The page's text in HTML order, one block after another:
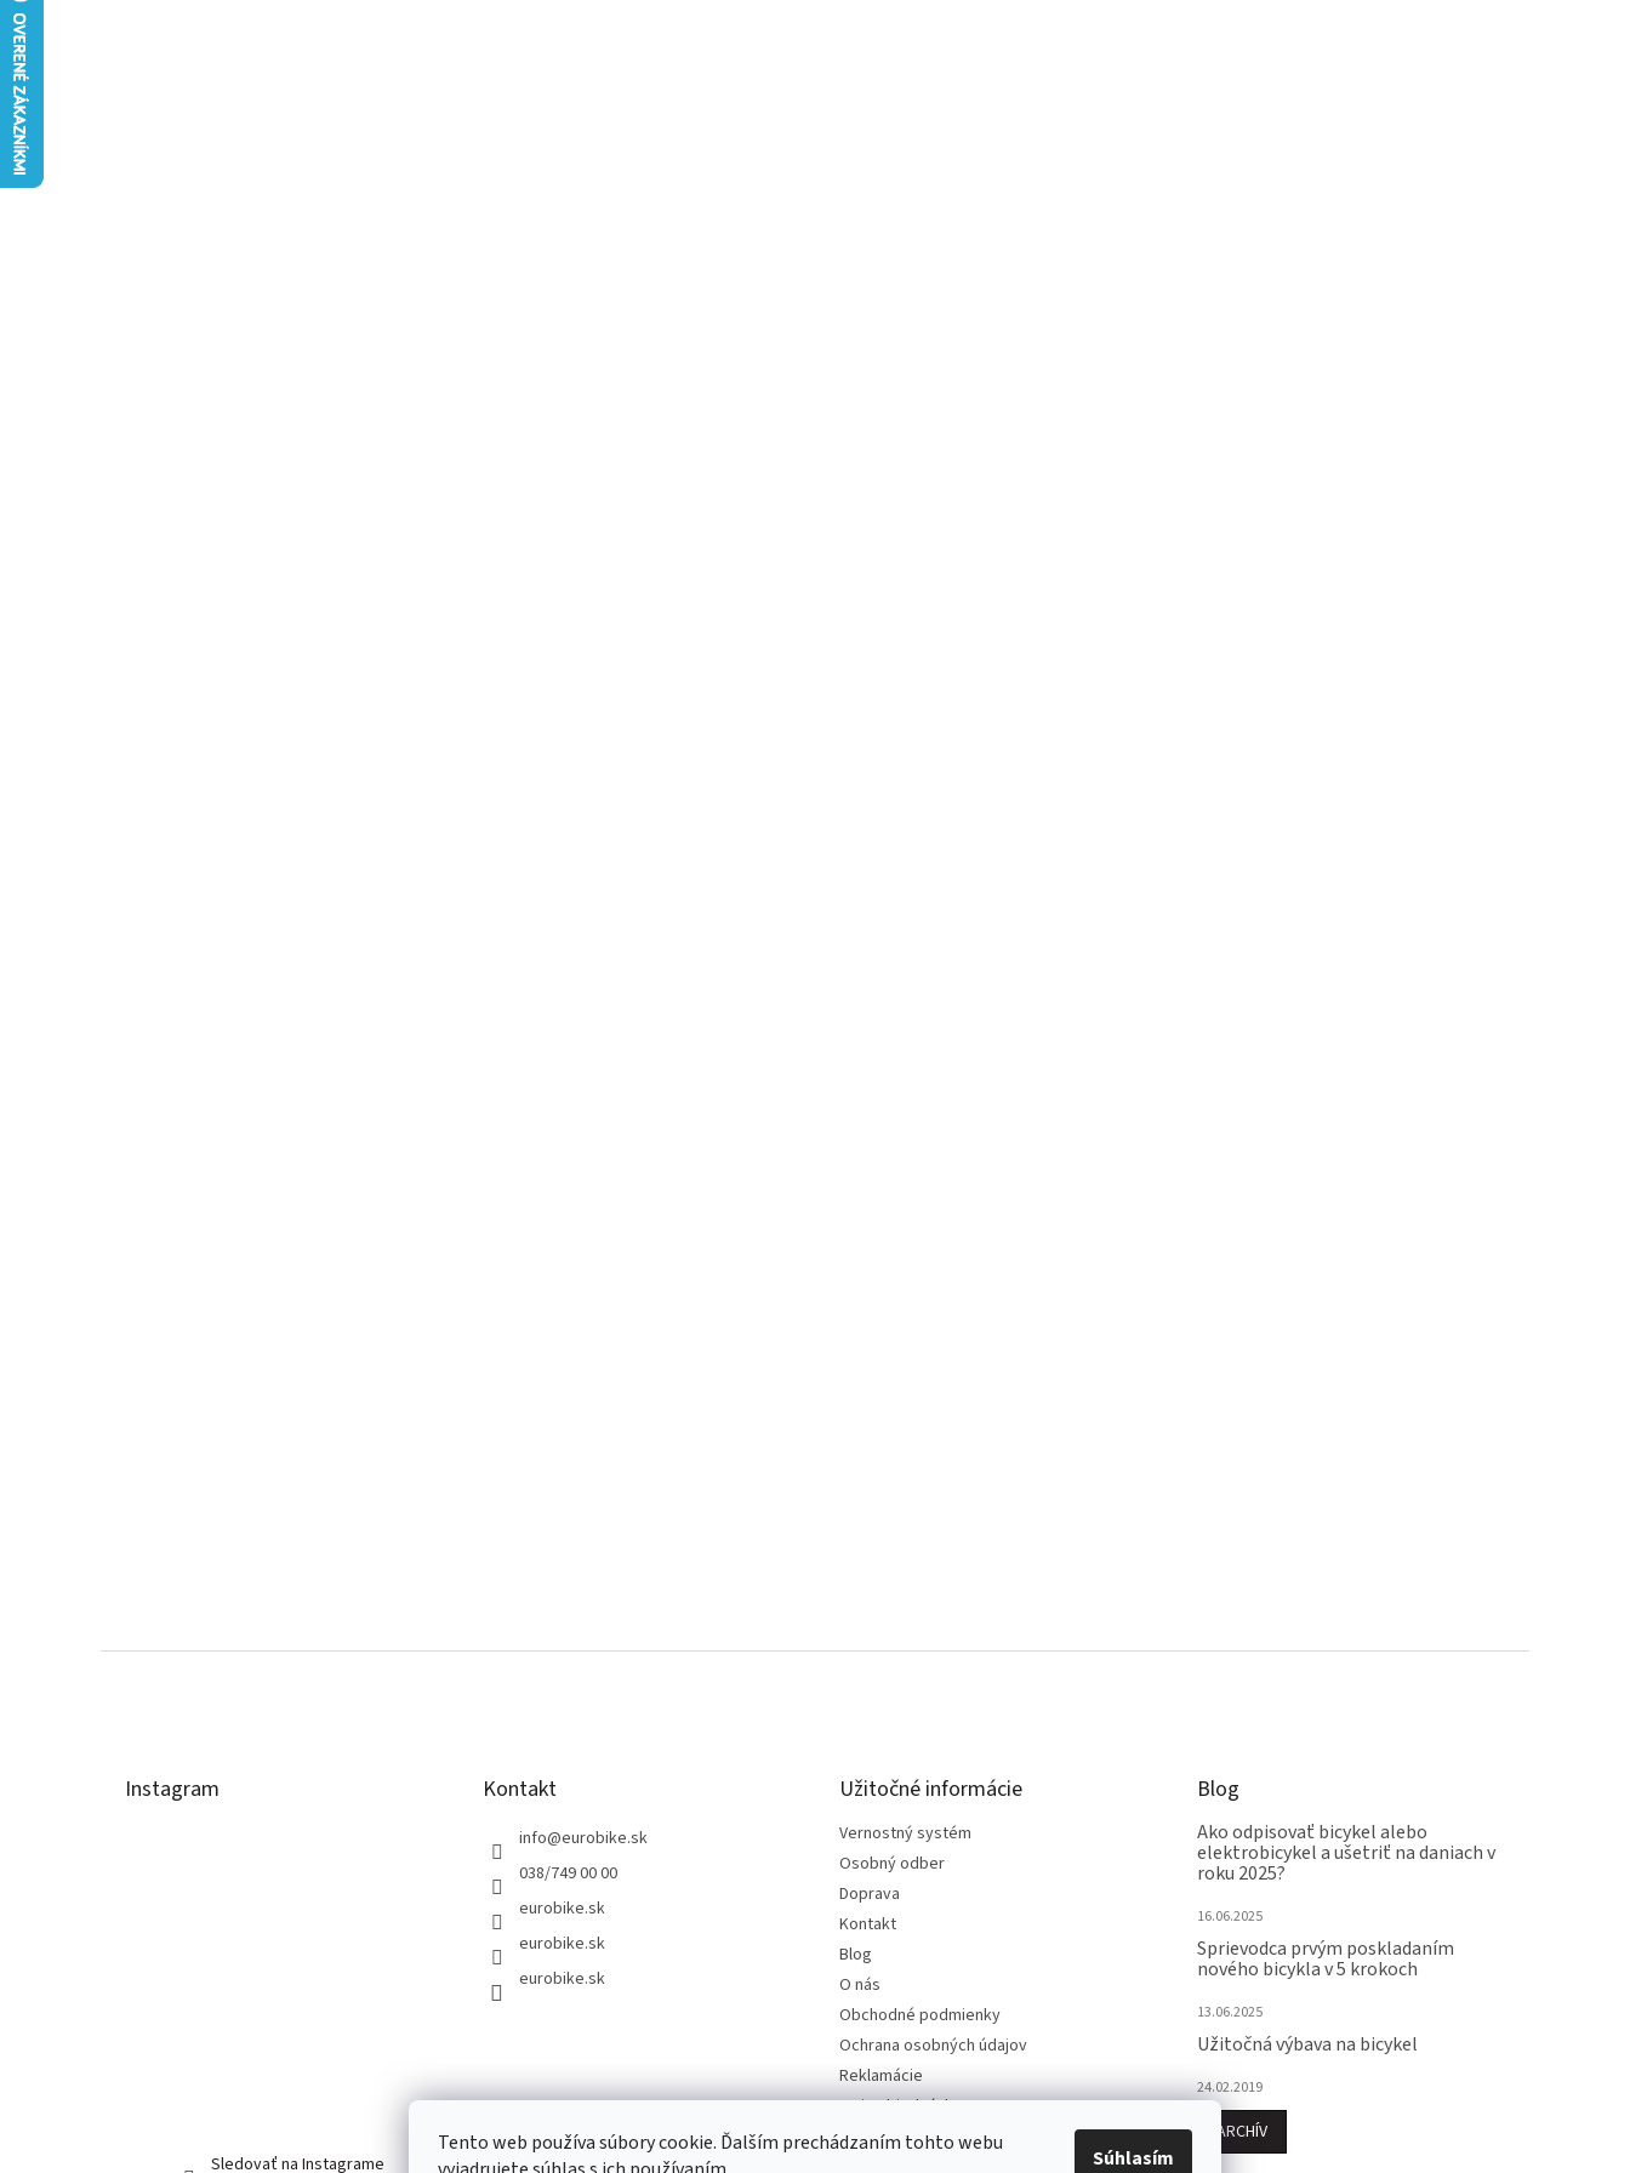
Tento web používa súbory cookie. Ďalším prechádzaním tohto webu
Súhlasím
Instagram
Sledovať na Instagrame
Kontakt
info@eurobike.sk
038/749 00 00
eurobike.sk
eurobike.sk
eurobike.sk
Užitočné informácie
Vernostný systém
Osobný odber
Doprava
Kontakt
Blog
O nás
Obchodné podmienky
Ochrana osobných údajov
Reklamácie
Moja objednávka
Odstúpenie od kúpnej zmluvy
Blog
Ako odpisovať bicykel alebo
elektrobicykel a ušetriť na daniach v
roku 2025?
16.06.2025
Sprievodca prvým poskladaním
nového bicykla v 5 krokoch
13.06.2025
Užitočná výbava na bicykel
24.02.2019
ARCHÍV